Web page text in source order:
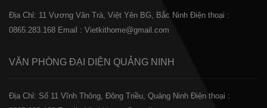
Địa Chỉ: 11 Vương Văn Trà, Việt Yên BG, Bắc Ninh Điện thoại :
0865.283.168 Email : Vietkithome@gmail.com
VĂN PHÒNG ĐẠI DIỆN QUẢNG NINH
Địa Chỉ: Số 11 Vĩnh Thông, Đông Triều, Quảng Ninh Điện thoại :